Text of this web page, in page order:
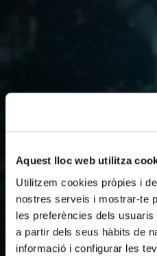
Aquest lloc web utilitza
Utilitzem cookies pròpies i
nostres serveis i mostrar-te
les preferències dels
a partir dels seus hàbits de
informació i configurar les